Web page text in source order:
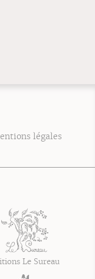
légales
Le Sureau